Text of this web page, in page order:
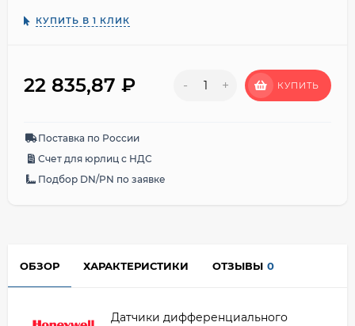
КУПИТЬ В 1 КЛИК
22 835,87 ₽ - + КУПИТЬ
Поставка по России
Счет для юрлиц с НДС
Подбор DN/PN по заявке
ОБЗОР ХАРАКТЕРИСТИКИ ОТЗЫВЫ 0
Датчики дифференциального